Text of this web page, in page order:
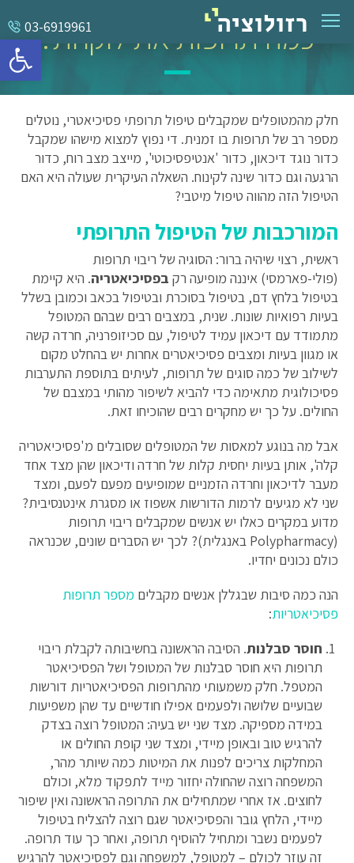
פתח
03-6919961
כמה תרופות את לוקחת?
חלק מהמטופלים שמקבלים טיפול תרופתי פסיכיאטרי, נוטלים
מספר רב של תרופות בו זמנית. די נפוץ למצוא מישהו שמקבל
כדור נוגד דיכאון, כדור 'אנטיפסיכוטי', מייצב מצב רוח, כדור
הרגעה וגם כדור שינה לקינוח. השאלה העיקרית שעולה היא האם
הטיפול הזה מהווה טיפול מיטבי?
המורכבות של הטיפול התרופתי
ראשית, רצוי שיהיה ברור: הסוגיה של ריבוי תרופות
(פולי-פארמסי) איננה מופיעה רק בפסיכיאטריה. היא קיימת
בטיפול בלחץ דם, בטיפול בסוכרת ובטיפול בכאב וכמובן בשלל
בעיות רפואיות שונות. שנית, במצבים רבים שבהם המטופל
מתמודד עם דיכאון עמיד לטיפול, עם סכיזופרניה, חרדה קשה
או מגוון בעיות ומצבים פסיכיאטרים אחרות יש בהחלט מקום
לשילוב של כמה סוגים של תרופות, לעיתים בתוספת התערבות
פסיכולוגית מתאימה כדי להביא לשיפור מהותי במצבם של
החולים. על כך יש מחקרים רבים שהוכיחו זאת.
אבל מה בנוגע למאסות של המטופלים שסובלים מ'פסיכיאטריה
קלה', אותן בעיות יחסית קלות של חרדה ודיכאון שהן מצד אחד
מעבר לדיכאון וחרדה הזמניים שמופיעים מפעם לפעם, ומצד
שני לא מגיעים לרמות הדורשות אשפוז או מסגרת אינטנסיבית?
מדוע במקרים כאלו יש אנשים שמקבלים ריבוי תרופות
(Polypharmacy באנגלית)? לכך יש הסברים שונים, שכנראה
כולם נכונים יחדיו.
הנה כמה סיבות שבגללן אנשים מקבלים מספר תרופות
פסיכיאטריות:
חוסר סבלנות. הסיבה הראשונה בחשיבותה לקבלת ריבוי
תרופות היא חוסר סבלנות של המטופל ושל הפסיכיאטר
המטפל. חלק משמעותי מהתרופות הפסיכיאטריות דורשות
שבועיים שלושה ולפעמים אפילו חודשיים עד שהן משפיעות
במידה מספיקה. מצד שני יש בעיה: המטופל רוצה בצדק
להרגיש טוב ובאופן מיידי, ומצד שני קופת החולים או
המחלקות צריכים לפנות את המיטות כמה שיותר מהר,
המשפחה רוצה שהחולה יחזור מייד לתפקוד מלא, וכולם
לחוצים. אז אחרי שמתחילים את התרופה הראשונה ואין שיפור
מיידי, הלחץ גובר והפסיכיאטר שגם רוצה להצליח בטיפול
לפעמים נשבר ומתחיל להוסיף תרופה, ואחר כך עוד תרופה.
זה עוזר לכולם – למטופל, למשפחה וגם לפסיכיאטר להרגיש